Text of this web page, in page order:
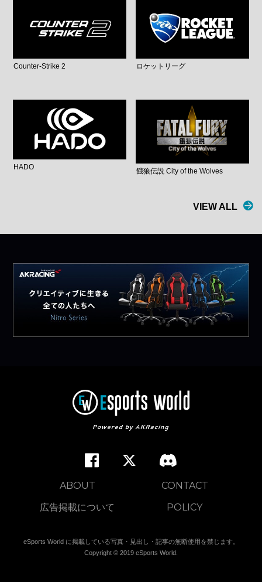
Counter-Strike 2 ロケットリーグ
HADO
餓狼伝説 City of the Wolves
VIEW ALL
ABOUT
CONTACT
広告掲載について
POLICY
eSports World に掲載している写真・見出し・記事の無断使用を禁じます。
Copyright © 2019 eSports World.